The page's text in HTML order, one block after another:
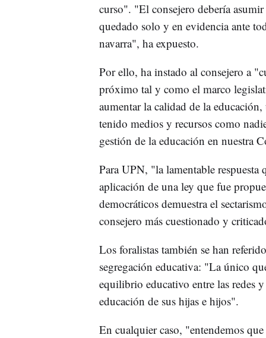
curso". "El consejero debería
quedado solo y en evidencia ante
navarra", ha expuesto.
Por ello, ha instado al consejero a
próximo tal y como el marco
aumentar la calidad de la
tenido medios y recursos como
gestión de la educación en nuestra
Para UPN, "la lamentable respuesta
aplicación de una ley que fue
democráticos demuestra el
consejero más cuestionado y
Los foralistas también se han
segregación educativa: "La único
equilibrio educativo entre las redes
educación de sus hijas e hijos".
En cualquier caso, "entendemos